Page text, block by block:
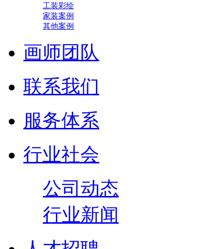
工装彩绘
家装案例
其他案例
画师团队
联系我们
服务体系
行业社会
公司动态
行业新闻